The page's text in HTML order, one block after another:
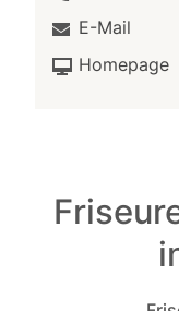
E-Mail
Homepage